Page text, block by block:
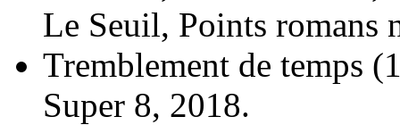
Le Seuil, Points romans
Tremblement de temps
Super 8, 2018.